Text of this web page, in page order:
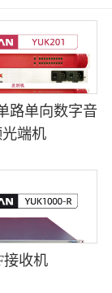
路单向数字音
端机
接收机